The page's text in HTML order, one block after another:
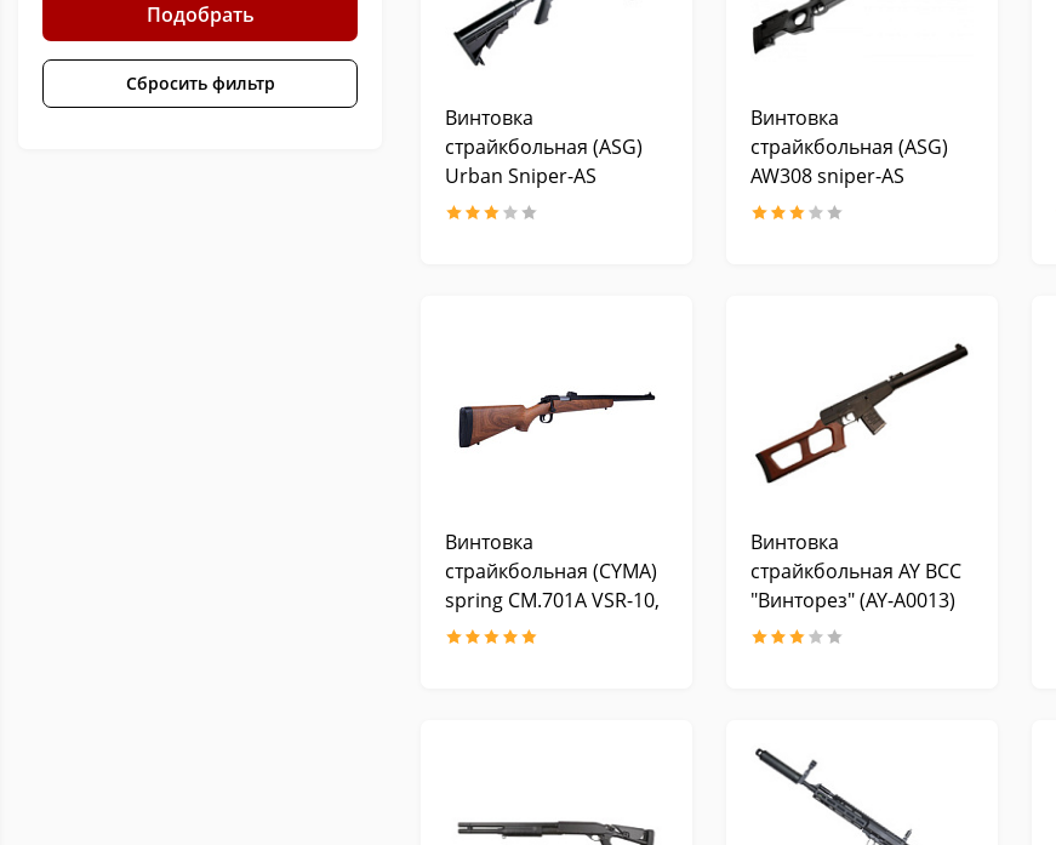
Подобрать
Сбросить фильтр
Винтовка
страйкбольная (ASG)
Urban Sniper-AS
Винтовка
страйкбольная (ASG)
AW308 sniper-AS
Винтовка
страйкбольная (CYMA)
spring CM.701A VSR-10,
пластик под дерево,
Винтовка
страйкбольная AY ВСС
"Винторез" (AY-A0013)